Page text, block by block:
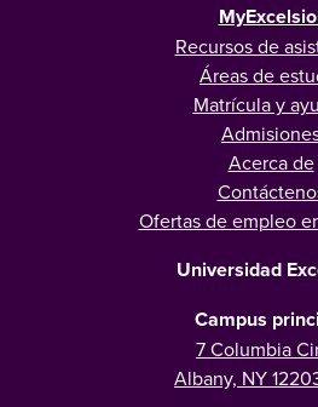
Recursos de
Áreas de
Matrícula y
Acerca de
Ofertas de empleo
Universidad
Campus
7 Columbia
Albany, NY